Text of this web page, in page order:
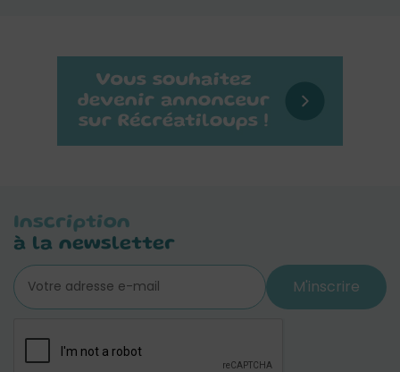
Inscription
à la newsletter
M'inscrire